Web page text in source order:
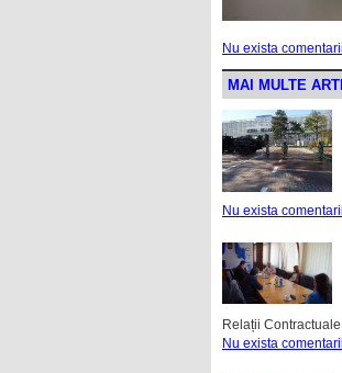
Nu exista comentarii
MAI MULTE
Nu exista comentarii
Relații
Nu exista comentarii